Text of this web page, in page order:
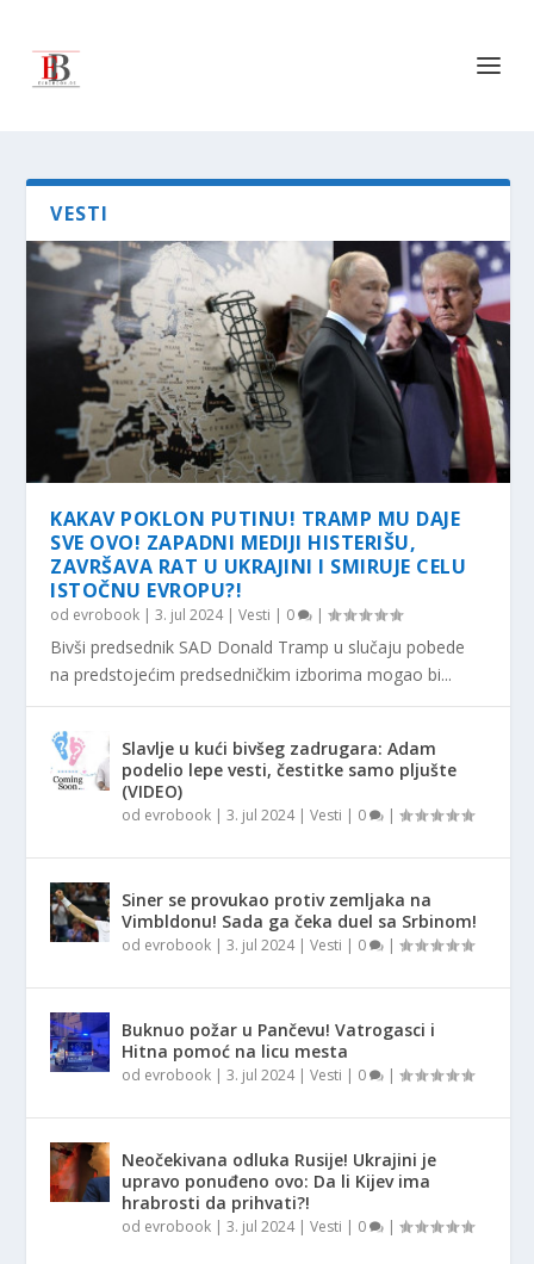
VESTI
KAKAV POKLON PUTINU! TRAMP MU DAJE
SVE OVO! ZAPADNI MEDIJI HISTERIŠU,
ZAVRŠAVA RAT U UKRAJINI I SMIRUJE CELU
ISTOČNU EVROPU?!
od evrobook |3. jul 2024|Vesti | 0 |
Bivši predsednik SAD Donald Tramp u slučaju pobede
na predstojećim predsedničkim izborima mogao bi...
Slavlje u kući bivšeg zadrugara: Adam
podelio lepe vesti, čestitke samo pljušte
(VIDEO)
od evrobook |3. jul 2024|Vesti | 0 |
Siner se provukao protiv zemljaka na
Vimbldonu! Sada ga čeka duel sa Srbinom!
od evrobook |3. jul 2024|Vesti | 0 |
Buknuo požar u Pančevu! Vatrogasci i
Hitna pomoć na licu mesta
od evrobook |3. jul 2024|Vesti | 0 |
Neočekivana odluka Rusije! Ukrajini je
upravo ponuđeno ovo: Da li Kijev ima
hrabrosti da prihvati?!
od evrobook |3. jul 2024|Vesti | 0 |